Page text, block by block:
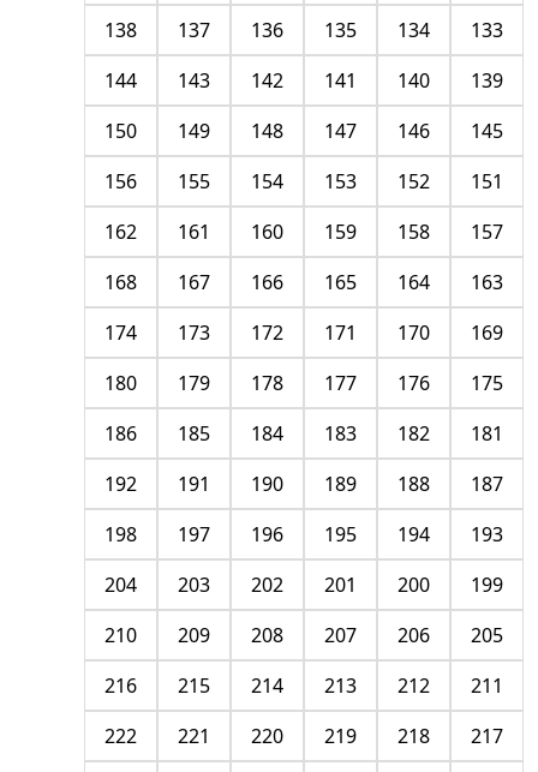
133
134
135
136
137
138
139
140
141
142
143
144
145
146
147
148
149
150
151
152
153
154
155
156
157
158
159
160
161
162
163
164
165
166
167
168
169
170
171
172
173
174
175
176
177
178
179
180
181
182
183
184
185
186
187
188
189
190
191
192
193
194
195
196
197
198
199
200
201
202
203
204
205
206
207
208
209
210
211
212
213
214
215
216
217
218
219
220
221
222